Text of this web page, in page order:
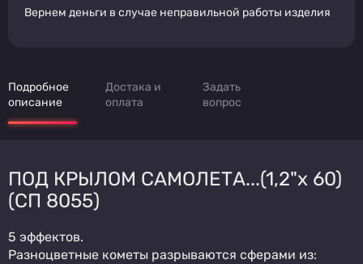
Вернем деньги в случае неправильной работы изделия
Подробное
описание
Достака и
оплата
Задать
вопрос
ПОД КРЫЛОМ САМОЛЕТА...(1,2"х 60)
(СП 8055)
5 эффектов.
Разноцветные кометы разрываются сферами из: